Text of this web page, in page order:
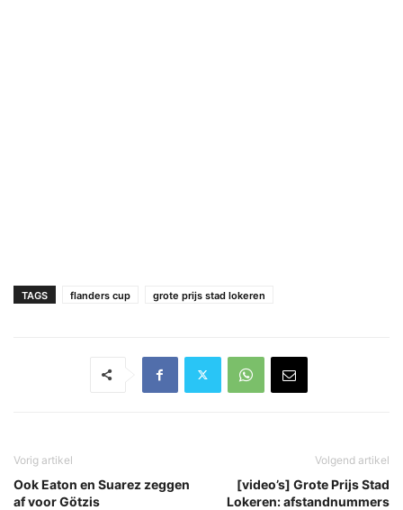
TAGS flanders cup grote prijs stad lokeren
Vorig artikel
Ook Eaton en Suarez zeggen
af voor Götzis
Volgend artikel
[video’s] Grote Prijs Stad
Lokeren: afstandnummers